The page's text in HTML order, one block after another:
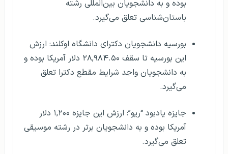
بوده و به دانشجویان بین‌المللی رشته
باستان‌شناسی تعلق می‌گیرد.
بورسیه دانشجویان دکترای دانشگاه اوکلند: ارزش
این بورسیه تا سقف ۲۸,۹۸۴.۵۰ دلار آمریکا بوده و
به دانشجویان واجد شرایط مقطع دکترا تعلق
می‌گیرد.
جایزه یادبود “ریو”: ارزش این جایزه ۱,۲۰۰ دلار
آمریکا بوده و به دانشجویان برتر در رشته موسیقی
تعلق می‌گیرد.